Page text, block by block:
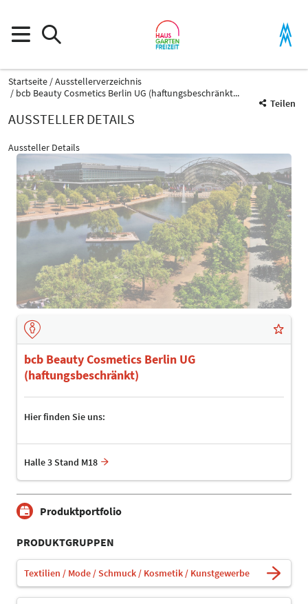
Startseite
Ausstellerverzeichnis
bcb Beauty Cosmetics Berlin UG (haftungsbeschränkt...
Teilen
AUSSTELLER DETAILS
Aussteller Details
bcb Beauty Cosmetics Berlin UG
(haftungsbeschränkt)
Hier finden Sie uns:
Halle 3 Stand M18
Produktportfolio
PRODUKTGRUPPEN
Textilien / Mode / Schmuck / Kosmetik / Kunstgewerbe